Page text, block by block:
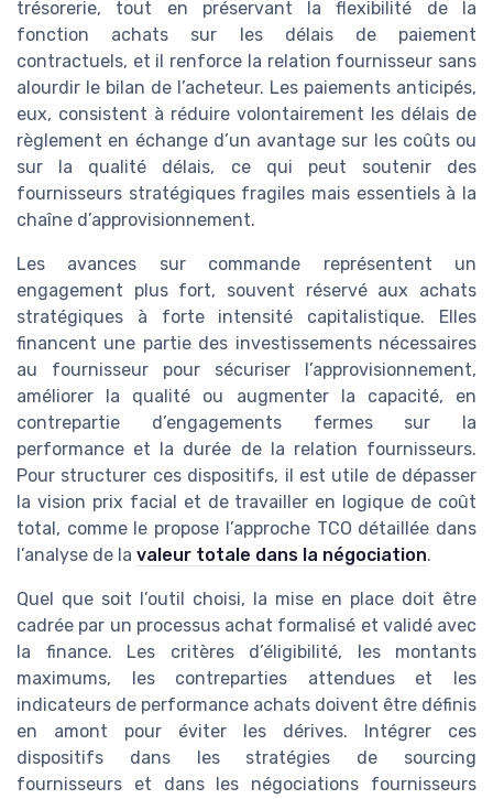
trésorerie, tout en préservant la flexibilité de la
fonction achats sur les délais de paiement
contractuels, et il renforce la relation fournisseur sans
alourdir le bilan de l’acheteur. Les paiements anticipés,
eux, consistent à réduire volontairement les délais de
règlement en échange d’un avantage sur les coûts ou
sur la qualité délais, ce qui peut soutenir des
fournisseurs stratégiques fragiles mais essentiels à la
chaîne d’approvisionnement.
Les avances sur commande représentent un
engagement plus fort, souvent réservé aux achats
stratégiques à forte intensité capitalistique. Elles
financent une partie des investissements nécessaires
au fournisseur pour sécuriser l’approvisionnement,
améliorer la qualité ou augmenter la capacité, en
contrepartie d’engagements fermes sur la
performance et la durée de la relation fournisseurs.
Pour structurer ces dispositifs, il est utile de dépasser
la vision prix facial et de travailler en logique de coût
total, comme le propose l’approche TCO détaillée dans
l’analyse de la valeur totale dans la négociation.
Quel que soit l’outil choisi, la mise en place doit être
cadrée par un processus achat formalisé et validé avec
la finance. Les critères d’éligibilité, les montants
maximums, les contreparties attendues et les
indicateurs de performance achats doivent être définis
en amont pour éviter les dérives. Intégrer ces
dispositifs dans les stratégies de sourcing
fournisseurs et dans les négociations fournisseurs